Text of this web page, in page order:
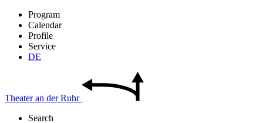
Program
Calendar
Profile
Service
DE
Theateran derRuhr
Search